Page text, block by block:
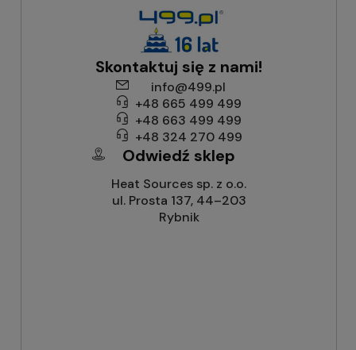
Skontaktuj się z nami!
info@499.pl
+48 665 499 499
+48 663 499 499
+48 324 270 499
Odwiedź sklep
Heat Sources sp. z o.o.
ul. Prosta 137, 44–203
Rybnik